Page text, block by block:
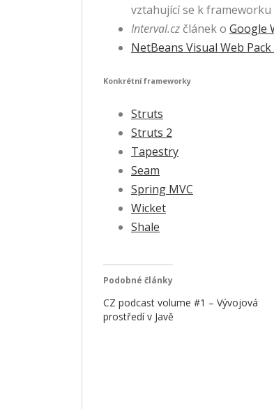
vztahující se k frameworku
Interval.cz článek o Google
NetBeans Visual Web Pack
Konkrétní frameworky
Struts
Struts 2
Tapestry
Seam
Spring MVC
Wicket
Shale
Podobné články
CZ podcast volume #1 – Vývojová
prostředí v Javě